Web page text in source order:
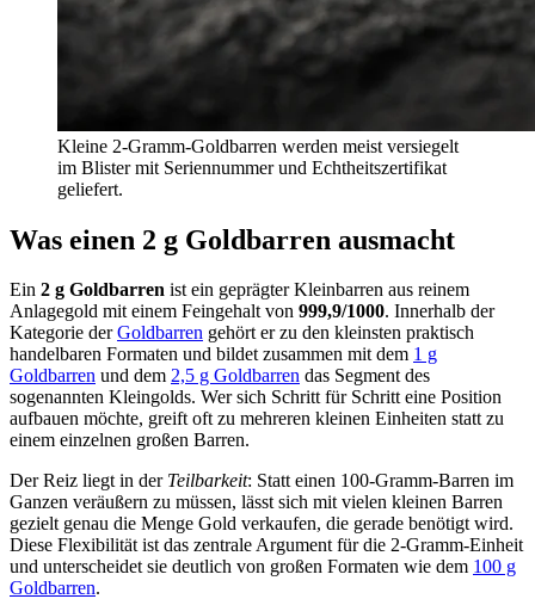
Kleine 2-Gramm-Goldbarren werden meist versiegelt
im Blister mit Seriennummer und Echtheitszertifikat
geliefert.
Was einen 2 g Goldbarren ausmacht
Ein 2 g Goldbarren ist ein geprägter Kleinbarren aus reinem
Anlagegold mit einem Feingehalt von 999,9/1000. Innerhalb der
Kategorie derGoldbarren gehört er zu den kleinsten praktisch
handelbaren Formaten und bildet zusammen mit dem 1 g
Goldbarren und dem 2,5 g Goldbarren das Segment des
sogenannten Kleingolds. Wer sich Schritt für Schritt eine Position
aufbauen möchte, greift oft zu mehreren kleinen Einheiten statt zu
einem einzelnen großen Barren.
Der Reiz liegt in der Teilbarkeit: Statt einen 100-Gramm-Barren im
Ganzen veräußern zu müssen, lässt sich mit vielen kleinen Barren
gezielt genau die Menge Gold verkaufen, die gerade benötigt wird.
Diese Flexibilität ist das zentrale Argument für die 2-Gramm-Einheit
und unterscheidet sie deutlich von großen Formaten wie dem 100 g
Goldbarren.